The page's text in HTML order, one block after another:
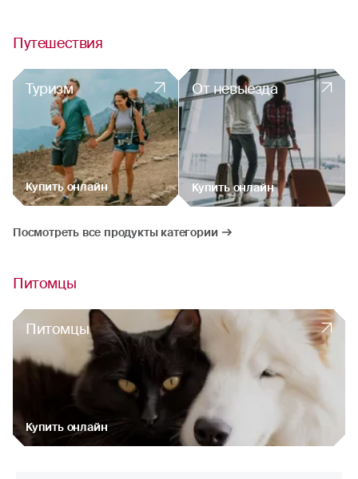
Путешествия
Туризм
Купить онлайн
От невыезда
Купить онлайн
Посмотреть все продукты категории
Питомцы
Питомцы
Купить онлайн